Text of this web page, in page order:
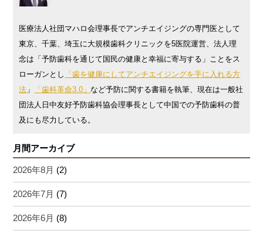
医療法人社団マハロ会理事長でアンチエイジングの専門医として
東京、千葉、埼玉に大規模歯科クリニックを5医院運営、法人理
念は「予防歯科を通じて国民の健康と幸福に寄与する」ことをス
ローガンとし 「歯を健康にしてアンチエイジングを手に入れる方
法 」 「歯科革命3.0」 など予防に関する書籍を執筆、現在は一般社
団法人日中友好予防歯科協会理事長として中国での予防歯科の普
及にも尽力している。
月間アーカイブ
2026年8月 (2)
2026年7月 (7)
2026年6月 (8)